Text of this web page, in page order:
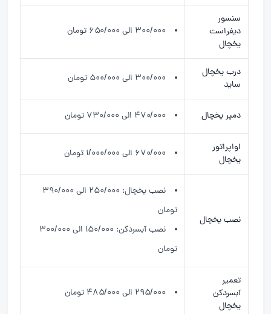
سنسور
دیفراست
یخچال
۳۰۰/۰۰۰ الی ۶۵۰/۰۰۰ تومان
درب یخچال
ساید
۳۰۰/۰۰۰ الی ۵۰۰/۰۰۰ تومان
دمپر یخچال ۴۷۰/۰۰۰ الی ۷۳۰/۰۰۰ تومان
اواپراتور
یخچال
۶۷۰/۰۰۰ الی ۱/۰۰۰/۰۰۰ تومان
نصب یخچال
نصب یخچال: ۲۵۰/۰۰۰ الی ۳۹۰/۰۰۰
تومان
نصب آبسردکن: ۱۵۰/۰۰۰ الی ۳۰۰/۰۰۰
تومان
تعمیر
آبسردکن
یخچال
۲۹۵/۰۰۰ الی ۴۸۵/۰۰۰ تومان